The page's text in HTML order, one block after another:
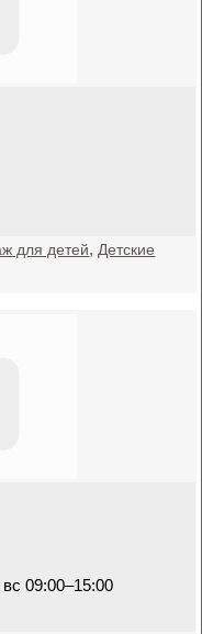
для детей, Детские
09:00–15:00